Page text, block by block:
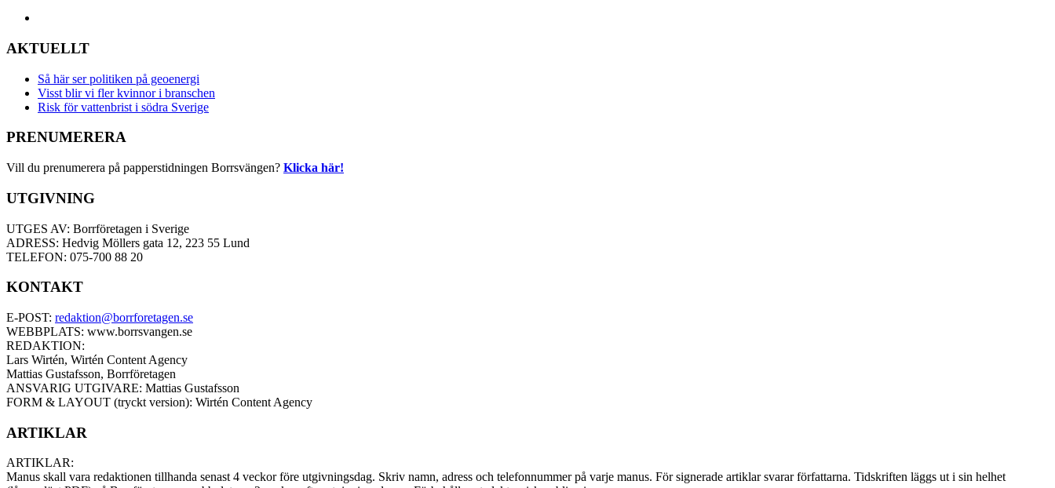
AKTUELLT
Så här ser politiken på geoenergi
Visst blir vi fler kvinnor i branschen
Risk för vattenbrist i södra Sverige
PRENUMERERA
Vill du prenumerera på papperstidningen Borrsvängen? Klicka här!
UTGIVNING
UTGES AV: Borrföretagen i Sverige
ADRESS: Hedvig Möllers gata 12, 223 55 Lund
TELEFON: 075-700 88 20
KONTAKT
E-POST: redaktion@borrforetagen.se
WEBBPLATS: www.borrsvangen.se
REDAKTION:
Lars Wirtén, Wirtén Content Agency
Mattias Gustafsson, Borrföretagen
ANSVARIG UTGIVARE: Mattias Gustafsson
FORM & LAYOUT (tryckt version): Wirtén Content Agency
ARTIKLAR
ARTIKLAR:
Manus skall vara redaktionen tillhanda senast 4 veckor före utgivningsdag. Skriv namn, adress och telefonnummer på varje manus. För signerade artiklar svarar författarna. Tidskriften läggs ut i sin helhet